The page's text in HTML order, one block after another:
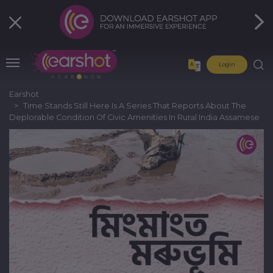
Login
Earshot
Time Stands Still Here Is A Series That Reports About The
Deplorable Condition Of Civic Amenities In Rural India Assamese